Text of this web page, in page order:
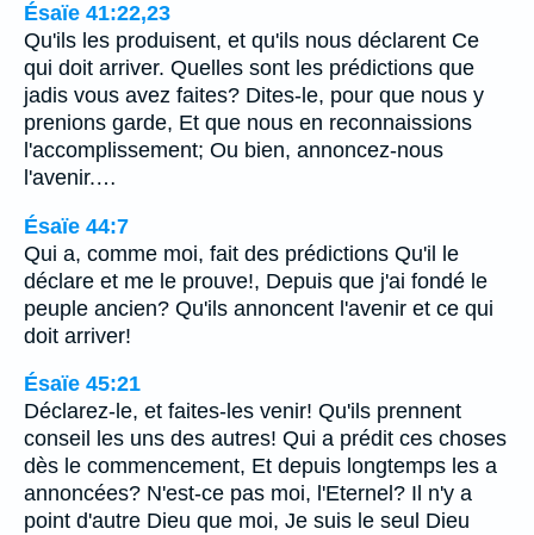
Ésaïe 41:22,23
Qu'ils les produisent, et qu'ils nous déclarent Ce
qui doit arriver. Quelles sont les prédictions que
jadis vous avez faites? Dites-le, pour que nous y
prenions garde, Et que nous en reconnaissions
l'accomplissement; Ou bien, annoncez-nous
l'avenir.…
Ésaïe 44:7
Qui a, comme moi, fait des prédictions Qu'il le
déclare et me le prouve!, Depuis que j'ai fondé le
peuple ancien? Qu'ils annoncent l'avenir et ce qui
doit arriver!
Ésaïe 45:21
Déclarez-le, et faites-les venir! Qu'ils prennent
conseil les uns des autres! Qui a prédit ces choses
dès le commencement, Et depuis longtemps les a
annoncées? N'est-ce pas moi, l'Eternel? Il n'y a
point d'autre Dieu que moi, Je suis le seul Dieu